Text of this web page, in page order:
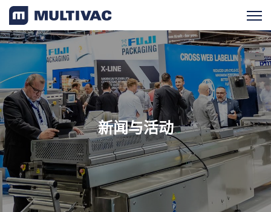
产品检索
产品概览
服务支持
新闻与活动
最新消息
新闻与活动